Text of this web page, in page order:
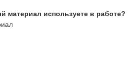
материал используете в работе?